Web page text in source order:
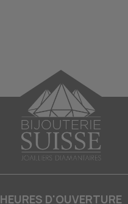
HEURES D'OUVERTURE